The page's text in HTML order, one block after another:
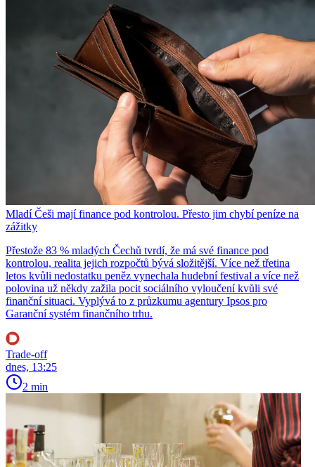
Mladí Češi mají finance pod kontrolou. Přesto jim chybí peníze na
zážitky
Přestože 83 % mladých Čechů tvrdí, že má své finance pod
kontrolou, realita jejich rozpočtů bývá složitější. Více než třetina
letos kvůli nedostatku peněz vynechala hudební festival a více než
polovina už někdy zažila pocit sociálního vyloučení kvůli své
finanční situaci. Vyplývá to z průzkumu agentury Ipsos pro
Garanční systém finančního trhu.
Trade-off
dnes, 13:25
2 min